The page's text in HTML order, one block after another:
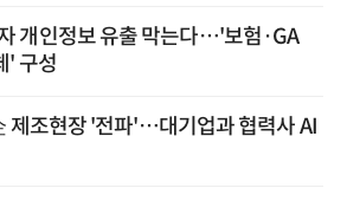
개인정보 유출 막는다…'보험·GA
' 구성
제조현장 '전파'…대기업과 협력사 AI